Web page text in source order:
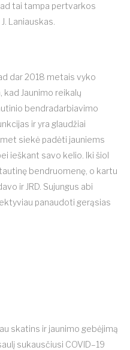
tai tampa pertvarkos
Laniauskas.
dar 2018 metais vyko
Jaunimo reikalų
bendradarbiavimo
ir yra glaudžiai
siekė padėti jauniems
ieškant savo kelio. Iki šiol
bendruomenę, o kartu
ir JRD. Sujungus abi
panaudoti gerąsias
skatins ir jaunimo gebėjimą
sukausčiusi COVID–19